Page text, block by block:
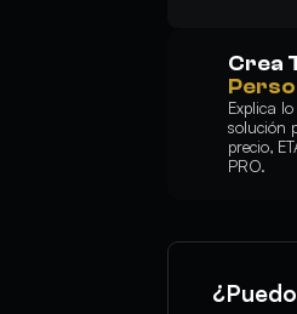
Crea
Explica
solución
precio,
PRO.